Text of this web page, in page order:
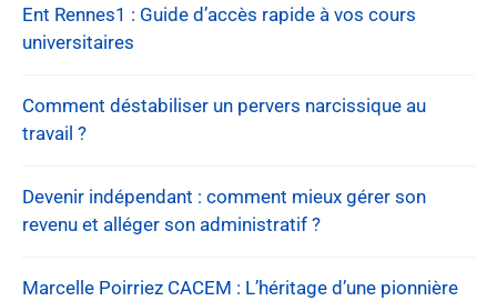
Ent Rennes1 : Guide d’accès rapide à vos cours
universitaires
Comment déstabiliser un pervers narcissique au
travail ?
Devenir indépendant : comment mieux gérer son
revenu et alléger son administratif ?
Marcelle Poirriez CACEM : L’héritage d’une pionnière